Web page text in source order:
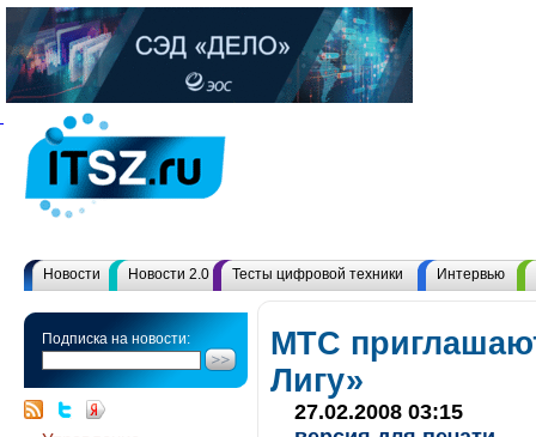
Новости Новости 2.0 Тесты цифровой техники Интервью
Подписка на новости:
МТС
Лигу»
27.02.2008 03:15